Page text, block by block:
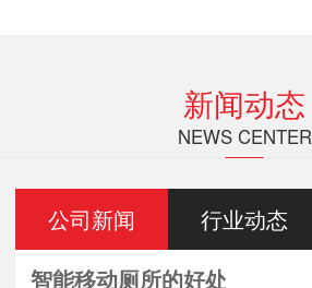
新闻动态
NEWS CENTER
公司新闻 行业动态
智能移动厕所的好处